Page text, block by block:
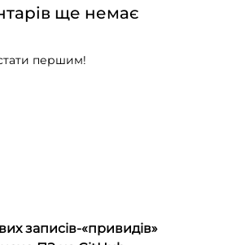
ще немає
першим!
записів-«привидів»